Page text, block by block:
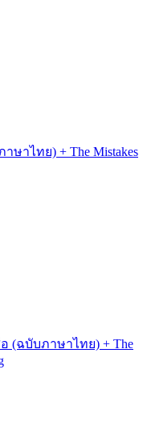
าไทย) + The Mistakes
(ฉบับภาษาไทย) + The